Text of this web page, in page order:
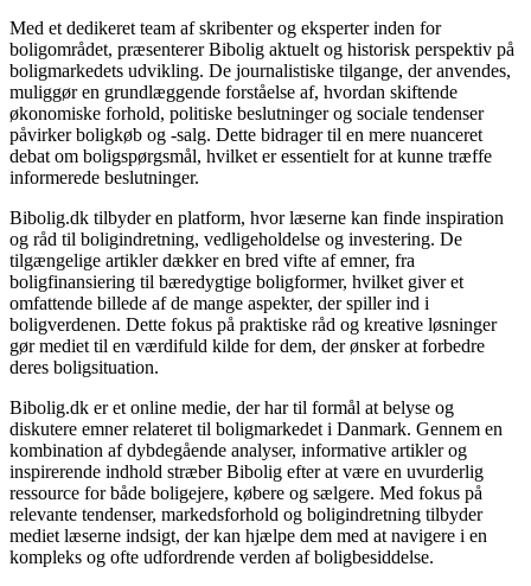
Med et dedikeret team af skribenter og eksperter inden for
boligområdet, præsenterer Bibolig aktuelt og historisk perspektiv på
boligmarkedets udvikling. De journalistiske tilgange, der anvendes,
muliggør en grundlæggende forståelse af, hvordan skiftende
økonomiske forhold, politiske beslutninger og sociale tendenser
påvirker boligkøb og -salg. Dette bidrager til en mere nuanceret
debat om boligspørgsmål, hvilket er essentielt for at kunne træffe
informerede beslutninger.
Bibolig.dk tilbyder en platform, hvor læserne kan finde inspiration
og råd til boligindretning, vedligeholdelse og investering. De
tilgængelige artikler dækker en bred vifte af emner, fra
boligfinansiering til bæredygtige boligformer, hvilket giver et
omfattende billede af de mange aspekter, der spiller ind i
boligverdenen. Dette fokus på praktiske råd og kreative løsninger
gør mediet til en værdifuld kilde for dem, der ønsker at forbedre
deres boligsituation.
Bibolig.dk er et online medie, der har til formål at belyse og
diskutere emner relateret til boligmarkedet i Danmark. Gennem en
kombination af dybdegående analyser, informative artikler og
inspirerende indhold stræber Bibolig efter at være en uvurderlig
ressource for både boligejere, købere og sælgere. Med fokus på
relevante tendenser, markedsforhold og boligindretning tilbyder
mediet læserne indsigt, der kan hjælpe dem med at navigere i en
kompleks og ofte udfordrende verden af boligbesiddelse.